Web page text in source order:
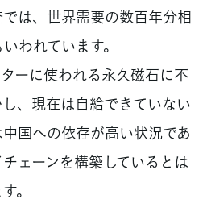
は、世界需要の数百年分相
われています。
ーに使われる永久磁石に不
、現在は自給できていない
国への依存が高い状況であ
ェーンを構築しているとは
。